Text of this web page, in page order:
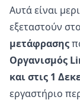
Αυτά είναι
εξεταστούν στο
μετάφρασης
Οργανισμός
και στις 1
εργαστήριο